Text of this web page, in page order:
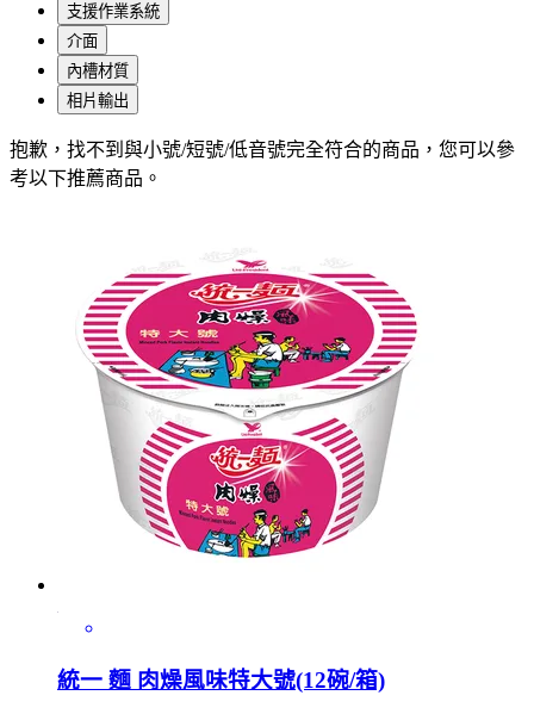
支援作業系統
介面
內槽材質
相片輸出
抱歉， 找不到與小號/短號/低音號完全符合的商品，您可以參
考以下推薦商品 。
統一 麵 肉燥風味特大號(12碗/箱)